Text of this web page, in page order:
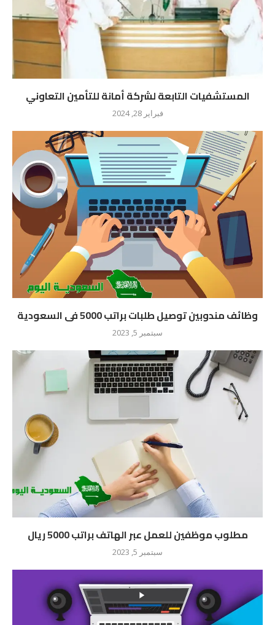
المستشفيات التابعة لشركة أمانة للتأمين التعاوني
فبراير 28, 2024
وظائف مندوبين توصيل طلبات براتب 5000 فى السعودية
سبتمبر 5, 2023
مطلوب موظفين للعمل عبر الهاتف براتب 5000 ريال
سبتمبر 5, 2023